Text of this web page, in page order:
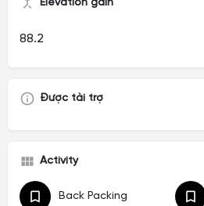
Elevation gain
88.2
Được tài trợ
Activity
Back Packing